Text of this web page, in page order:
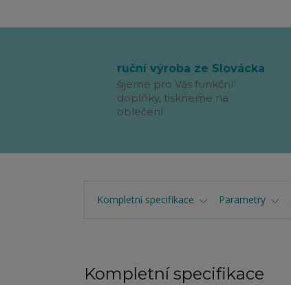
ruční výroba ze Slovácka
šijeme pro Vás funkční
doplňky, tiskneme na
oblečení
Kompletní specifikace Parametry
Kompletní specifikace